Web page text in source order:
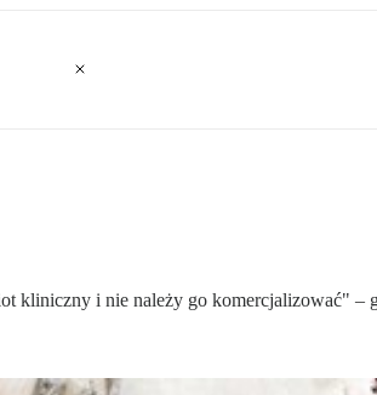
kliniczny i nie należy go komercjalizować" –